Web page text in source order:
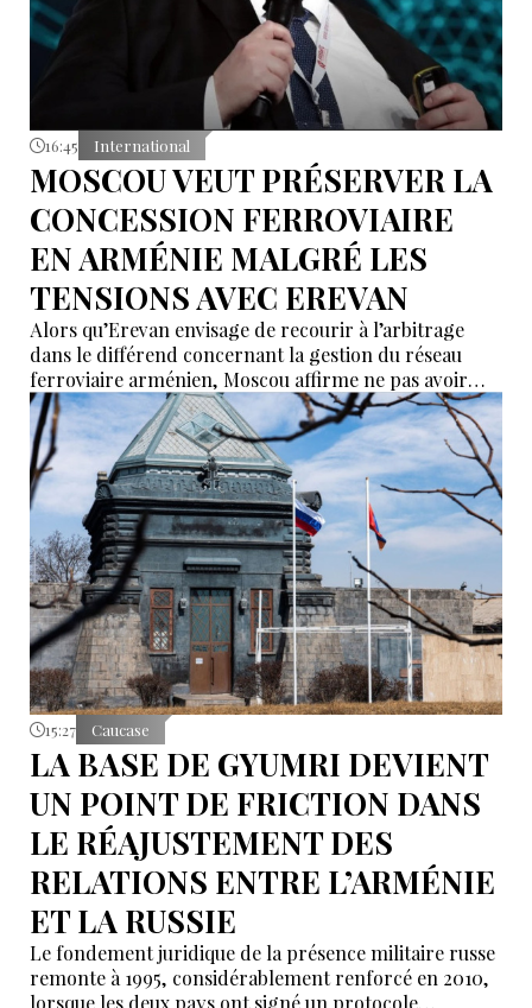
16:45 International
MOSCOU VEUT PRÉSERVER LA
CONCESSION FERROVIAIRE
EN ARMÉNIE MALGRÉ LES
TENSIONS AVEC EREVAN
Alors qu’Erevan envisage de recourir à l’arbitrage
dans le différend concernant la gestion du réseau
ferroviaire arménien, Moscou affirme ne pas avoir
reçu de demande officielle visant à mettre fin à la
concession du « Chemin de fer du Caucase du Sud ».
Le vice-Premier ministre russe Alexeï Overchouk
défend la poursuite de la concession et appelle au
dialogue.
15:27 Caucase
LA BASE DE GYUMRI DEVIENT
UN POINT DE FRICTION DANS
LE RÉAJUSTEMENT DES
RELATIONS ENTRE L’ARMÉNIE
ET LA RUSSIE
Le fondement juridique de la présence militaire russe
remonte à 1995, considérablement renforcé en 2010,
lorsque les deux pays ont signé un protocole